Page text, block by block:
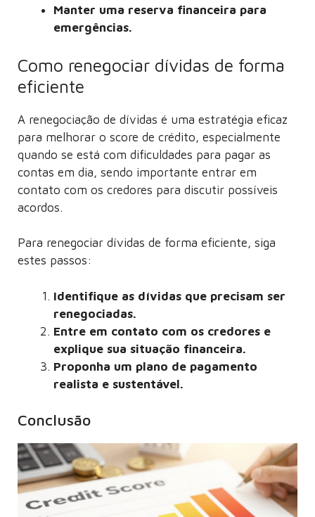
Manter uma reserva financeira para
emergências.
Como renegociar dívidas de forma
eficiente
A renegociação de dívidas é uma estratégia eficaz
para melhorar o score de crédito, especialmente
quando se está com dificuldades para pagar as
contas em dia, sendo importante entrar em
contato com os credores para discutir possíveis
acordos.
Para renegociar dívidas de forma eficiente, siga
estes passos:
Identifique as dívidas que precisam ser
renegociadas.
Entre em contato com os credores e
explique sua situação financeira.
Proponha um plano de pagamento
realista e sustentável.
Conclusão